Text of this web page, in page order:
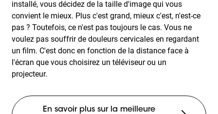
installé, vous décidez de la taille d'image qui vous
convient le mieux. Plus c'est grand, mieux c'est, n'est-ce
pas ? Toutefois, ce n'est pas toujours le cas. Vous ne
voulez pas souffrir de douleurs cervicales en regardant
un film. C'est donc en fonction de la distance face à
l'écran que vous choisirez un téléviseur ou un
projecteur.
En savoir plus sur la meilleure